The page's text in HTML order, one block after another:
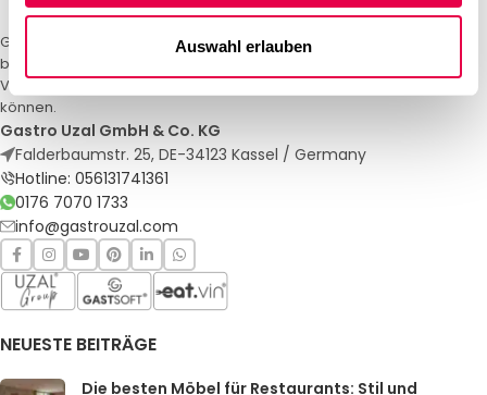
Auswahl erlauben
Gastro Uzal – Ihr Spezialist für Gastronomiemöbel und -textilien. Wir
bieten maßgeschneiderte Lösungen für Restaurants, Hotels und
Veranstaltungen. Qualität und Service, auf die Sie sich verlassen
können.
Gastro Uzal GmbH & Co. KG
Falderbaumstr. 25, DE-34123 Kassel / Germany
Hotline: 056131741361
0176 7070 1733
info@gastrouzal.com
NEUESTE BEITRÄGE
Die besten Möbel für Restaurants: Stil und